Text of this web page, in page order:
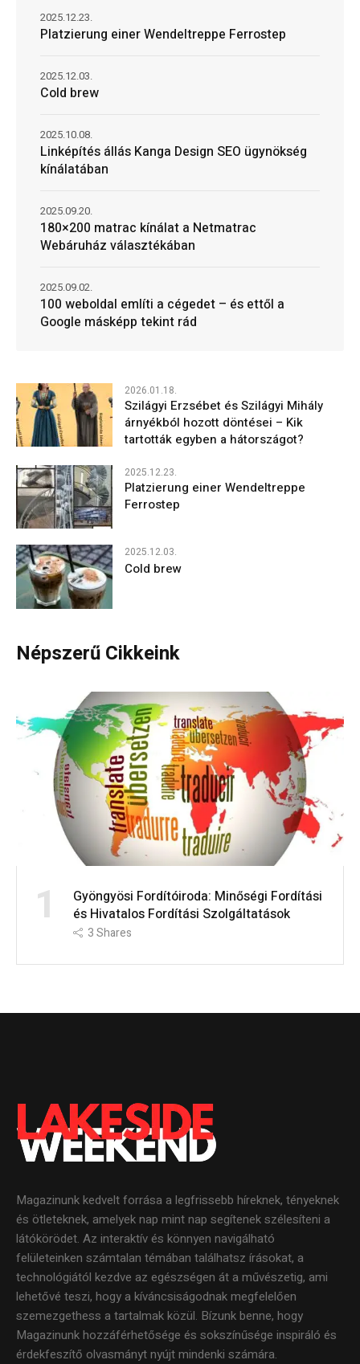
Platzierung einer Wendeltreppe Ferrostep
2025.12.23.
Cold brew
2025.12.03.
Linképítés állás Kanga Design SEO ügynökség
kínálatában
2025.10.08.
180×200 matrac kínálat a Netmatrac
Webáruház választékában
2025.09.20.
100 weboldal említi a cégedet – és ettől a
Google másképp tekint rád
2025.09.02.
2026.01.18.
Szilágyi Erzsébet és Szilágyi Mihály
árnyékból hozott döntései – Kik
tartották egyben a hátországot?
2025.12.23.
Platzierung einer Wendeltreppe
Ferrostep
2025.12.03.
Cold brew
Népszerű Cikkeink
1
Gyöngyösi Fordítóiroda: Minőségi Fordítási
és Hivatalos Fordítási Szolgáltatások
3Shares
Magazinunk kedvelt forrása a legfrissebb híreknek, tényeknek
és ötleteknek, amelyek nap mint nap segítenek szélesíteni a
látókörödet. Az interaktív és könnyen navigálható
felületeinken számtalan témában találhatsz írásokat, a
technológiától kezdve az egészségen át a művészetig, ami
lehetővé teszi, hogy a kíváncsiságodnak megfelelően
szemezgethess a tartalmak közül. Bízunk benne, hogy
Magazinunk hozzáférhetősége és sokszínűsége inspiráló és
érdekfeszítő olvasmányt nyújt mindenki számára.